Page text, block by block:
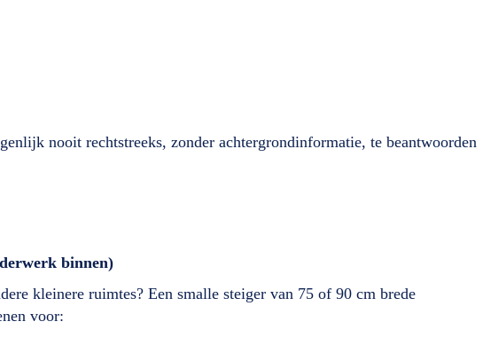
nooit rechtstreeks, zonder achtergrondinformatie, te beantwoorden
binnen)
kleinere ruimtes? Een smalle steiger van 75 of 90 cm brede
voor: